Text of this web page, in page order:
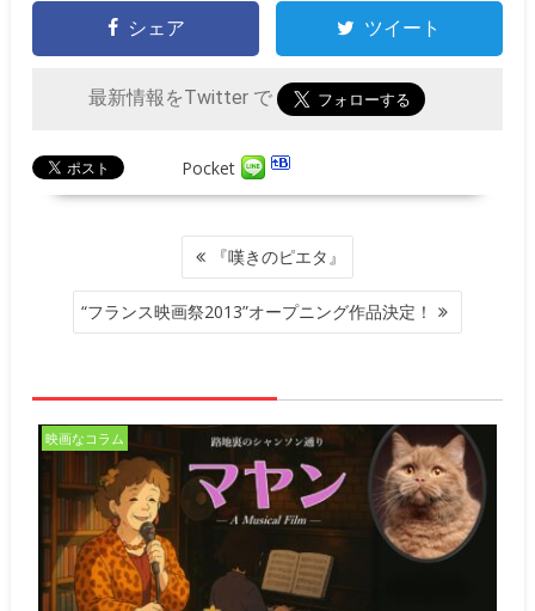
シェア ツイート
最新情報をTwitter で
Pocket
シ
ョ
ン
『嘆きのピエタ』
“フランス映画祭2013”オープニング作品決定！
映画なコラム